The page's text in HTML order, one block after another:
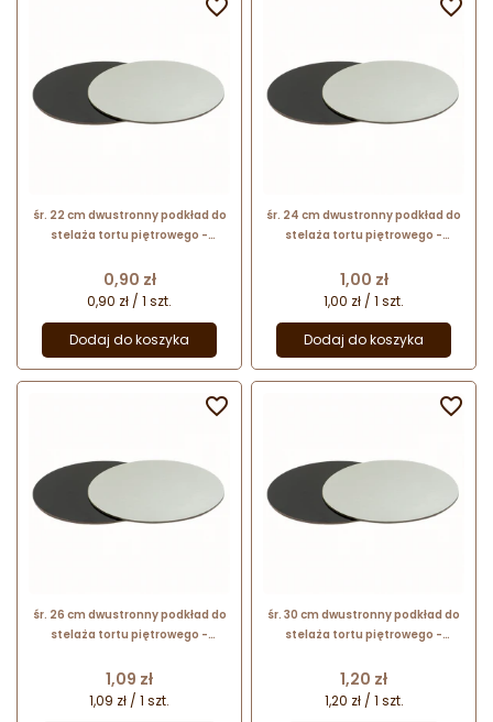
śr. 22 cm dwustronny podkład do
stelaża tortu piętrowego -
biało-czarna
Cena
0,90 zł
0,90 zł / 1 szt.
Dodaj do koszyka

śr. 24 cm dwustronny podkład do
stelaża tortu piętrowego -
biało-czarna
Cena
1,00 zł
1,00 zł / 1 szt.
Dodaj do koszyka

śr. 26 cm dwustronny podkład do
stelaża tortu piętrowego -
biało-czarna
Cena
1,09 zł
1,09 zł / 1 szt.

śr. 30 cm dwustronny podkład do
stelaża tortu piętrowego -
biało-czarna
Cena
1,20 zł
1,20 zł / 1 szt.
